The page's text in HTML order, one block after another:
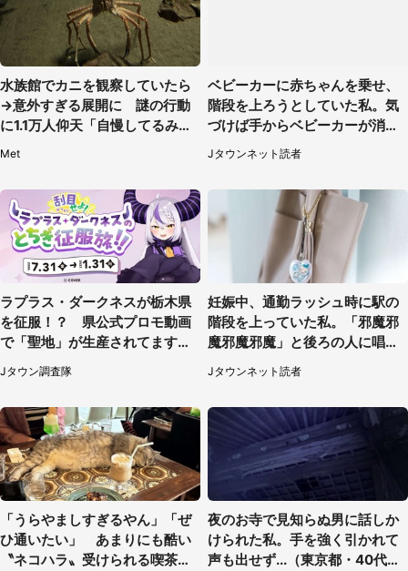
水族館でカニを観察していたら
→意外すぎる展開に 謎の行動
に1.1万人仰天「自慢してるみた
い」
Met
ベビーカーに赤ちゃんを乗せ、
階段を上ろうとしていた私。気
づけば手からベビーカーが消え
ていて（神奈川県・60代女性）
Jタウンネット読者
ラプラス・ダークネスが栃木県
を征服！？ 県公式プロモ動画
で「聖地」が生産されてます【7
／31～1／31】
Jタウン調査隊
妊娠中、通勤ラッシュ時に駅の
階段を上っていた私。「邪魔邪
魔邪魔邪魔」と後ろの人に唱え
られて（神奈川県・30代女性）
Jタウンネット読者
「うらやましすぎるやん」「ぜ
ひ通いたい」 あまりにも酷い
〝ネコハラ〟受けられる喫茶店
夜のお寺で見知らぬ男に話しか
けられた私。手を強く引かれて
声も出せず...（東京都・40代女